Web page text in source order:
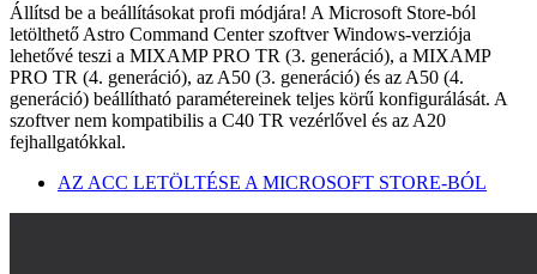
Állítsd be a beállításokat profi módjára! A Microsoft Store-ból
letölthető Astro Command Center szoftver Windows-verziója
lehetővé teszi a MIXAMP PRO TR (3. generáció), a MIXAMP
PRO TR (4. generáció), az A50 (3. generáció) és az A50 (4.
generáció) beállítható paramétereinek teljes körű konfigurálását. A
szoftver nem kompatibilis a C40 TR vezérlővel és az A20
fejhallgatókkal.
AZ ACC LETÖLTÉSE A MICROSOFT STORE-BÓL